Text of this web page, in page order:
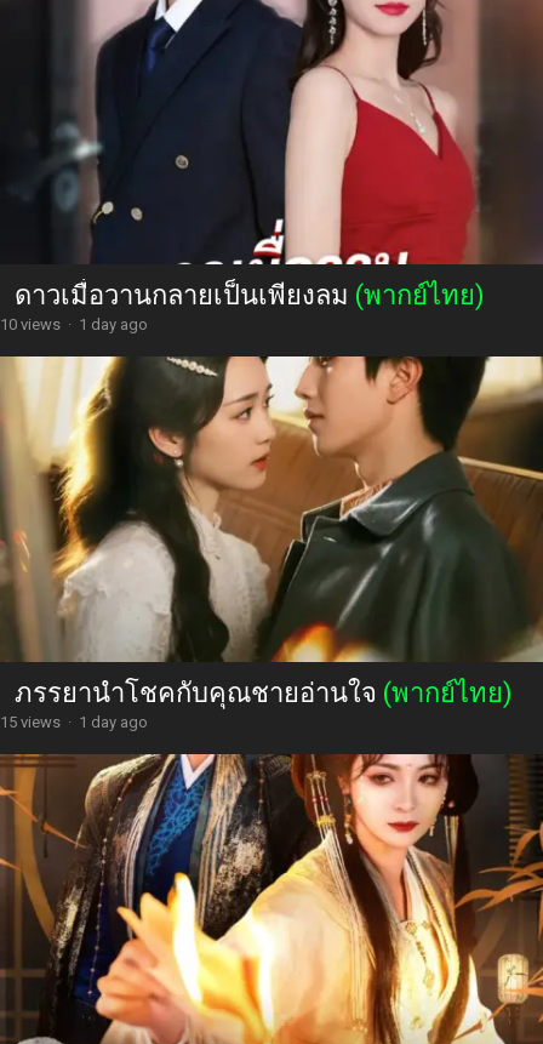
ดาวเมื่อวานกลายเป็นเพียงลม (พากย์ไทย)
10 views · 1 day ago
ภรรยานำโชคกับคุณชายอ่านใจ (พากย์ไทย)
15 views · 1 day ago